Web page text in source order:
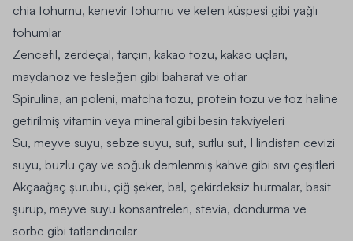
chia tohumu, kenevir tohumu ve keten küspesi gibi yağlı
tohumlar
Zencefil, zerdeçal, tarçın, kakao tozu, kakao uçları,
maydanoz ve fesleğen gibi baharat ve otlar
Spirulina, arı poleni, matcha tozu, protein tozu ve toz haline
getirilmiş vitamin veya mineral gibi besin takviyeleri
Su, meyve suyu, sebze suyu, süt, sütlü süt, Hindistan cevizi
suyu, buzlu çay ve soğuk demlenmiş kahve gibi sıvı çeşitleri
Akçaağaç şurubu, çiğ şeker, bal, çekirdeksiz hurmalar, basit
şurup, meyve suyu konsantreleri, stevia, dondurma ve
sorbe gibi tatlandırıcılar